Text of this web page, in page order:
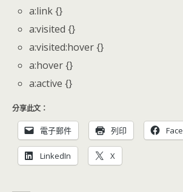
a:link {}
a:visited {}
a:visited:hover {}
a:hover {}
a:active {}
分享此文：
電子郵件 列印
LinkedIn X